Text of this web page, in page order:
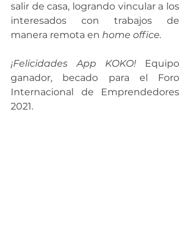
salir de casa, logrando vincular a los
interesados con trabajos de
manera remota en home office.
¡Felicidades App KOKO! Equipo
ganador, becado para el Foro
Internacional de Emprendedores
2021.